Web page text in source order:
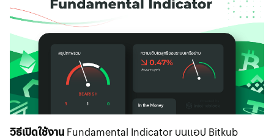
วิธีเปิดใช้งาน Fundamental Indicator บนแอป Bitkub